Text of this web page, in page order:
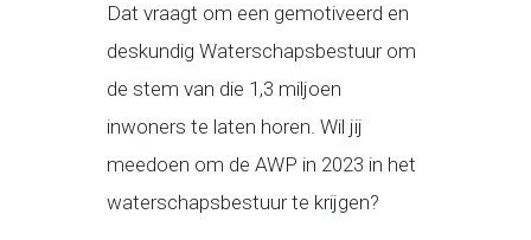
Dat vraagt om een gemotiveerd en
deskundig Waterschapsbestuur om
de stem van die 1,3 miljoen
inwoners te laten horen. Wil jij
meedoen om de AWP in 2023 in het
waterschapsbestuur te krijgen?